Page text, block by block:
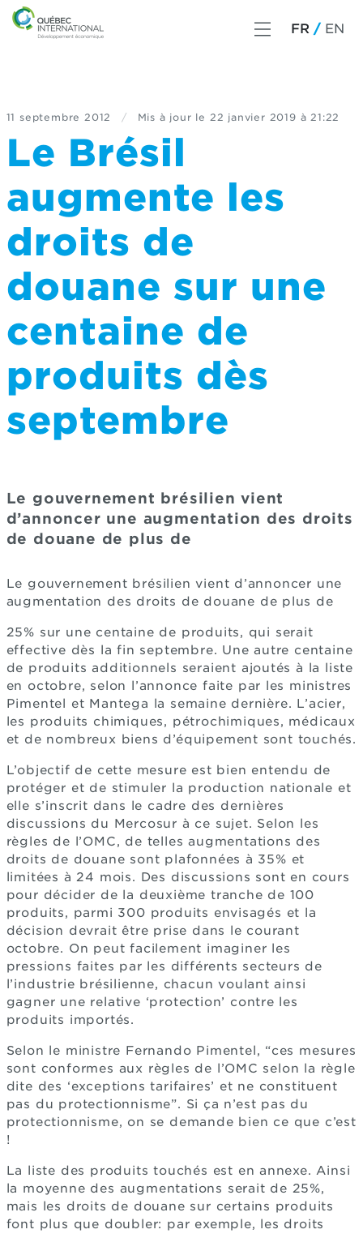
FR EN
11 septembre 2012 / Mis à jour le 22 janvier 2019 à 21:22
Le Brésil
augmente les
droits de
douane sur une
centaine de
produits dès
septembre
Le gouvernement brésilien vient
d’annoncer une augmentation des droits
de douane de plus de
Le gouvernement brésilien vient d’annoncer une
augmentation des droits de douane de plus de
25% sur une centaine de produits, qui serait
effective dès la fin septembre. Une autre centaine
de produits additionnels seraient ajoutés à la liste
en octobre, selon l’annonce faite par les ministres
Pimentel et Mantega la semaine dernière. L’acier,
les produits chimiques, pétrochimiques, médicaux
et de nombreux biens d’équipement sont touchés.
L’objectif de cette mesure est bien entendu de
protéger et de stimuler la production nationale et
elle s’inscrit dans le cadre des dernières
discussions du Mercosur à ce sujet. Selon les
règles de l’OMC, de telles augmentations des
droits de douane sont plafonnées à 35% et
limitées à 24 mois. Des discussions sont en cours
pour décider de la deuxième tranche de 100
produits, parmi 300 produits envisagés et la
décision devrait être prise dans le courant
octobre. On peut facilement imaginer les
pressions faites par les différents secteurs de
l’industrie brésilienne, chacun voulant ainsi
gagner une relative ‘protection’ contre les
produits importés.
Selon le ministre Fernando Pimentel, “ces mesures
sont conformes aux règles de l’OMC selon la règle
dite des ‘exceptions tarifaires’ et ne constituent
pas du protectionnisme”. Si ça n’est pas du
protectionnisme, on se demande bien ce que c’est
!
La liste des produits touchés est en annexe. Ainsi
la moyenne des augmentations serait de 25%,
mais les droits de douane sur certains produits
font plus que doubler: par exemple, les droits